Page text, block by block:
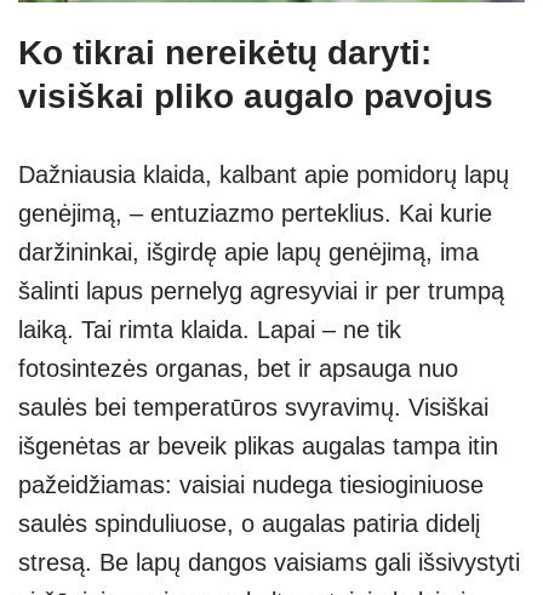
Ko tikrai nereikėtų daryti:
visiškai pliko augalo pavojus
Dažniausia klaida, kalbant apie pomidorų lapų
genėjimą, – entuziazmo perteklius. Kai kurie
daržininkai, išgirdę apie lapų genėjimą, ima
šalinti lapus pernelyg agresyviai ir per trumpą
laiką. Tai rimta klaida. Lapai – ne tik
fotosintezės organas, bet ir apsauga nuo
saulės bei temperatūros svyravimų. Visiškai
išgenėtas ar beveik plikas augalas tampa itin
pažeidžiamas: vaisiai nudega tiesioginiuose
saulės spinduliuose, o augalas patiria didelį
stresą. Be lapų dangos vaisiams gali išsivystyti